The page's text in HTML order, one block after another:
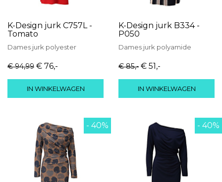
K-Design jurk C757L -
Tomato
Dames jurk polyester
€ 94,99 € 76,-
IN WINKELWAGEN
K-Design jurk B334 -
P050
Dames jurk polyamide
€ 85,- € 51,-
IN WINKELWAGEN
- 40% - 40%